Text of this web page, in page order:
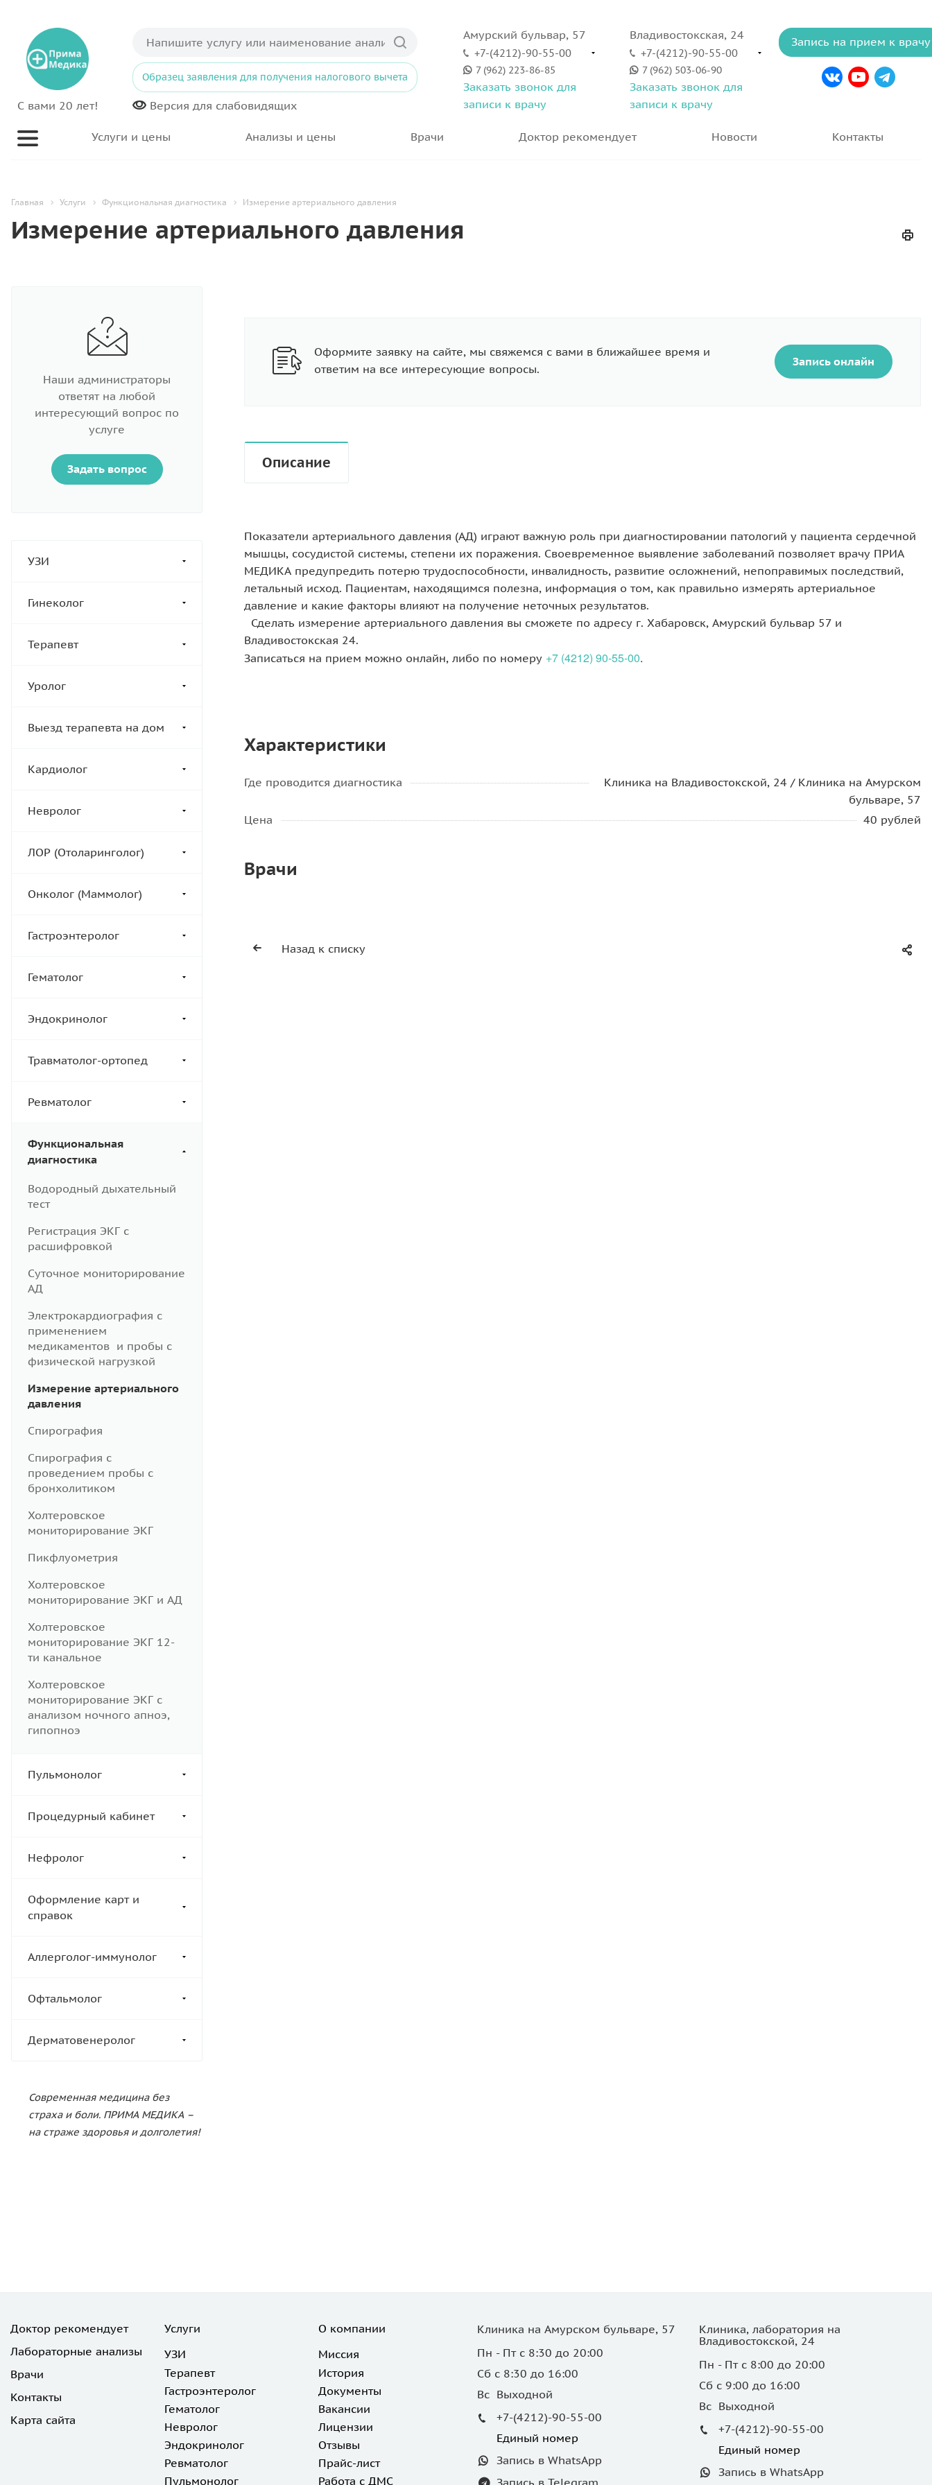
С вами 20 лет!
Образец заявления для получения налогового вычета
Версия для слабовидящих
Запись на прием к врачу
Амурский бульвар, 57
+7-(4212)-90-55-00
7 (962) 223-86-85
Заказать звонок для
записи к врачу
Владивостокская, 24
+7-(4212)-90-55-00
7 (962) 503-06-90
Заказать звонок для
записи к врачу
Услуги и цены Анализы и цены Врачи Доктор рекомендует Новости Контакты
Главная Услуги Функциональная диагностика Измерение артериального давления
Измерение артериального давления
Наши администраторы
ответят на любой
интересующий вопрос по
услуге
Задать вопрос
УЗИ
Гинеколог
Терапевт
Уролог
Выезд терапевта на дом
Кардиолог
Невролог
ЛОР (Отоларинголог)
Онколог (Маммолог)
Гастроэнтеролог
Гематолог
Эндокринолог
Травматолог-ортопед
Ревматолог
Функциональная
диагностика
Водородный дыхательный
тест
Регистрация ЭКГ с
расшифровкой
Суточное мониторирование
АД
Электрокардиография с
применением
медикаментов и пробы с
физической нагрузкой
Измерение артериального
давления
Спирография
Спирография с
проведением пробы с
бронхолитиком
Холтеровское
мониторирование ЭКГ
Пикфлуометрия
Холтеровское
мониторирование ЭКГ и АД
Холтеровское
мониторирование ЭКГ 12-
ти канальное
Холтеровское
мониторирование ЭКГ с
анализом ночного апноэ,
гипопноэ
Пульмонолог
Процедурный кабинет
Нефролог
Оформление карт и
справок
Аллерголог-иммунолог
Офтальмолог
Дерматовенеролог
Современная медицина без
страха и боли. ПРИМА МЕДИКА –
на страже здоровья и долголетия!
Оформите заявку на сайте, мы свяжемся с вами в ближайшее время и
ответим на все интересующие вопросы.
Запись онлайн
Описание
Показатели артериального давления (АД) играют важную роль при диагностировании патологий у пациента сердечной
мышцы, сосудистой системы, степени их поражения. Своевременное выявление заболеваний позволяет врачу ПРИА
МЕДИКА предупредить потерю трудоспособности, инвалидность, развитие осложнений, непоправимых последствий,
летальный исход. Пациентам, находящимся полезна, информация о том, как правильно измерять артериальное
давление и какие факторы влияют на получение неточных результатов.
Сделать измерение артериального давления вы сможете по адресу г. Хабаровск, Амурский бульвар 57 и
Владивостокская 24.
Записаться на прием можно онлайн, либо по номеру +7 (4212) 90-55-00.
Характеристики
Где проводится диагностика
Клиника на Владивостокской, 24 / Клиника на Амурском
бульваре, 57
Цена
40 рублей
Врачи
Назад к списку
Доктор рекомендует
Лабораторные анализы
Врачи
Контакты
Карта сайта
Услуги
УЗИ
Терапевт
Гастроэнтеролог
Гематолог
Невролог
Эндокринолог
Ревматолог
Пульмонолог
О компании
Миссия
История
Документы
Вакансии
Лицензии
Отзывы
Прайс-лист
Работа с ДМС
Клиника на Амурском бульваре, 57
Пн - Пт с 8:30 до 20:00
Сб с 8:30 до 16:00
Вс Выходной
+7-(4212)-90-55-00
Единый номер
Запись в WhatsApp
Запись в Telegram
Клиника, лаборатория на
Владивостокской, 24
Пн - Пт с 8:00 до 20:00
Сб с 9:00 до 16:00
Вс Выходной
+7-(4212)-90-55-00
Единый номер
Запись в WhatsApp